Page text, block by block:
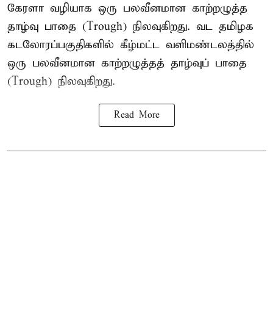
கேரளா வழியாக ஒரு பலவீனமான காற்றழுத்த
தாழ்வு பாதை (Trough) நிலவுகிறது. வட தமிழக
கடலோரப்பகுதிகளில் கீழ்மட்ட வளிமண்டலத்தில்
ஒரு பலவீனமான காற்றழுத்தத் தாழ்வுப் பாதை
(Trough) நிலவுகிறது.
Read More